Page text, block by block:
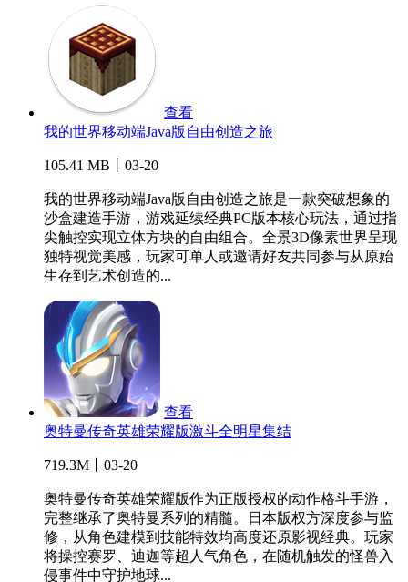
查看
我的世界移动端Java版自由创造之旅
105.41 MB丨03-20
我的世界移动端Java版自由创造之旅是一款突破想象的
沙盒建造手游，游戏延续经典PC版本核心玩法，通过指
尖触控实现立体方块的自由组合。全景3D像素世界呈现
独特视觉美感，玩家可单人或邀请好友共同参与从原始
生存到艺术创造的...
查看
奥特曼传奇英雄荣耀版激斗全明星集结
719.3M丨03-20
奥特曼传奇英雄荣耀版作为正版授权的动作格斗手游，
完整继承了奥特曼系列的精髓。日本版权方深度参与监
修，从角色建模到技能特效均高度还原影视经典。玩家
将操控赛罗、迪迦等超人气角色，在随机触发的怪兽入
侵事件中守护地球...